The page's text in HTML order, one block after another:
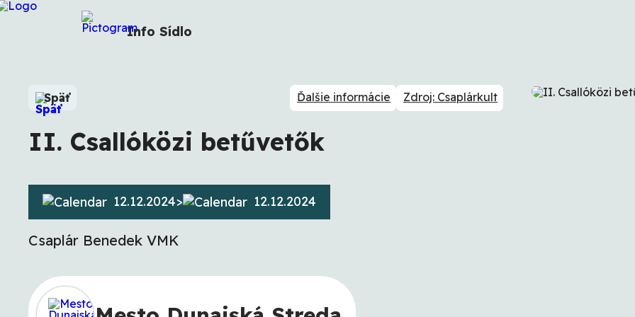
Info Sídlo
Späť Ďalšie informácie Zdroj: Csaplárkult
II. Csallóközi betűvetők
12.12.2024> 12.12.2024
Csaplár Benedek VMK